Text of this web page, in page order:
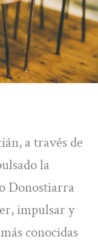
a través de
la
Donostiarra
impulsar y
conocidas